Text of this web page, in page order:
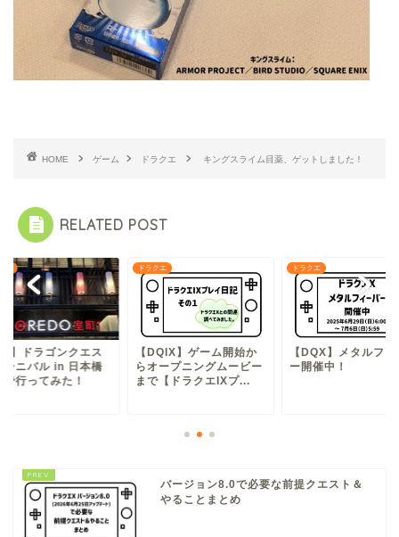
HOME ゲーム ドラクエ キングスライム目薬、ゲットしました！
RELATED POST
】ドラゴンクエス
ーニバル in 日本橋
で行ってみた！
ドラクエ
【DQIX】ゲーム開始か
らオープニングムービー
まで【ドラクエIXプ...
ドラクエ
【DQX】メタルフィ
ー開催中！
バージョン8.0で必要な前提クエスト＆
やることまとめ